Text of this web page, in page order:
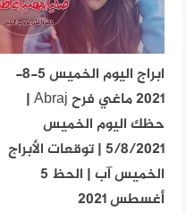
ابراج اليوم الخميس 5-8-
2021 ماغي فرح Abraj |
حظك اليوم الخميس
5/8/2021 | توقعات الأبراج
الخميس آب | الحظ 5
أغسطس 2021